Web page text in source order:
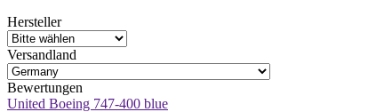
Hersteller
Versandland
Bewertungen
United Boeing 747-400 blue